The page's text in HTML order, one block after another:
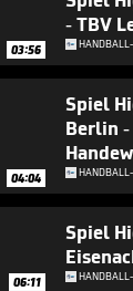
03:56
- TBV
04:04
Spiel
Berlin -
06:11
Spiel